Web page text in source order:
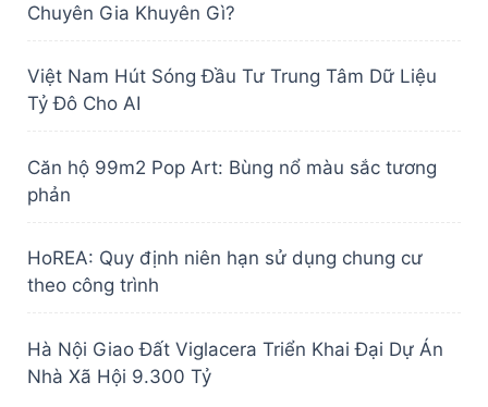
Chuyên Gia Khuyên Gì?
Việt Nam Hút Sóng Đầu Tư Trung Tâm Dữ Liệu
Tỷ Đô Cho AI
Căn hộ 99m2 Pop Art: Bùng nổ màu sắc tương
phản
HoREA: Quy định niên hạn sử dụng chung cư
theo công trình
Hà Nội Giao Đất Viglacera Triển Khai Đại Dự Án
Nhà Xã Hội 9.300 Tỷ